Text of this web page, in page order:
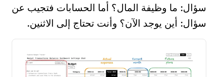
سؤال: ما وظيفة المال؟ أما الحسابات فتجيب عن
سؤال: أين يوجد الآن؟ وأنت تحتاج إلى الاثنين.